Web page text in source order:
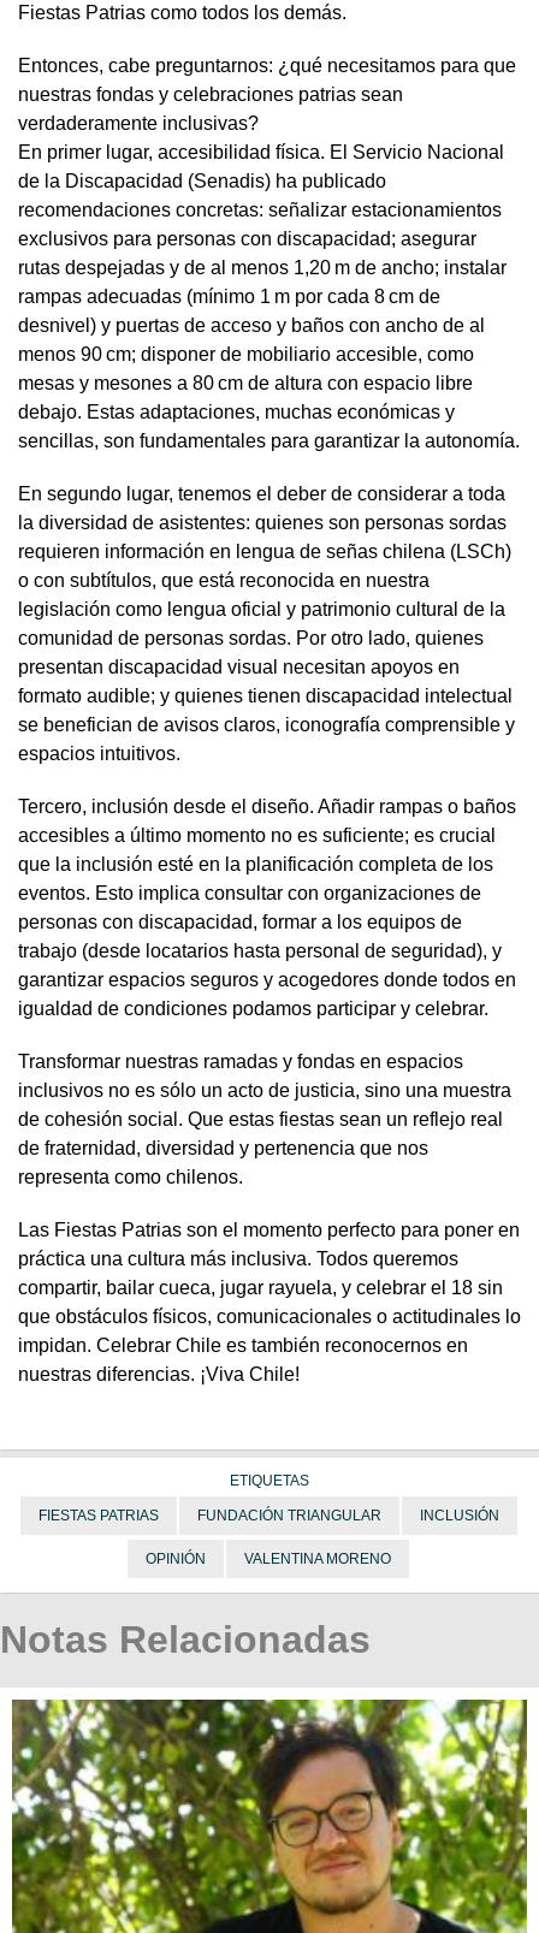
Fiestas Patrias como todos los demás.
Entonces, cabe preguntarnos: ¿qué necesitamos para que
nuestras fondas y celebraciones patrias sean
verdaderamente inclusivas?
En primer lugar, accesibilidad física. El Servicio Nacional
de la Discapacidad (Senadis) ha publicado
recomendaciones concretas: señalizar estacionamientos
exclusivos para personas con discapacidad; asegurar
rutas despejadas y de al menos 1,20 m de ancho; instalar
rampas adecuadas (mínimo 1 m por cada 8 cm de
desnivel) y puertas de acceso y baños con ancho de al
menos 90 cm; disponer de mobiliario accesible, como
mesas y mesones a 80 cm de altura con espacio libre
debajo. Estas adaptaciones, muchas económicas y
sencillas, son fundamentales para garantizar la autonomía.
En segundo lugar, tenemos el deber de considerar a toda
la diversidad de asistentes: quienes son personas sordas
requieren información en lengua de señas chilena (LSCh)
o con subtítulos, que está reconocida en nuestra
legislación como lengua oficial y patrimonio cultural de la
comunidad de personas sordas. Por otro lado, quienes
presentan discapacidad visual necesitan apoyos en
formato audible; y quienes tienen discapacidad intelectual
se benefician de avisos claros, iconografía comprensible y
espacios intuitivos.
Tercero, inclusión desde el diseño. Añadir rampas o baños
accesibles a último momento no es suficiente; es crucial
que la inclusión esté en la planificación completa de los
eventos. Esto implica consultar con organizaciones de
personas con discapacidad, formar a los equipos de
trabajo (desde locatarios hasta personal de seguridad), y
garantizar espacios seguros y acogedores donde todos en
igualdad de condiciones podamos participar y celebrar.
Transformar nuestras ramadas y fondas en espacios
inclusivos no es sólo un acto de justicia, sino una muestra
de cohesión social. Que estas fiestas sean un reflejo real
de fraternidad, diversidad y pertenencia que nos
representa como chilenos.
Las Fiestas Patrias son el momento perfecto para poner en
práctica una cultura más inclusiva. Todos queremos
compartir, bailar cueca, jugar rayuela, y celebrar el 18 sin
que obstáculos físicos, comunicacionales o actitudinales lo
impidan. Celebrar Chile es también reconocernos en
nuestras diferencias. ¡Viva Chile!
ETIQUETAS
FIESTAS PATRIAS FUNDACIÓN TRIANGULAR INCLUSIÓN
OPINIÓN VALENTINA MORENO
Notas Relacionadas